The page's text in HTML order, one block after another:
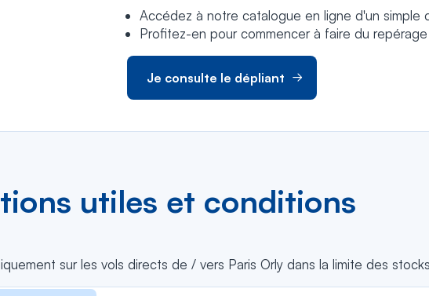
Accédez à notre catalogue en ligne d'un simple
Profitez-en pour commencer à faire du
Je consulte le dépliant
utiles et conditions
sur les vols directs de / vers Paris Orly dans la limite des